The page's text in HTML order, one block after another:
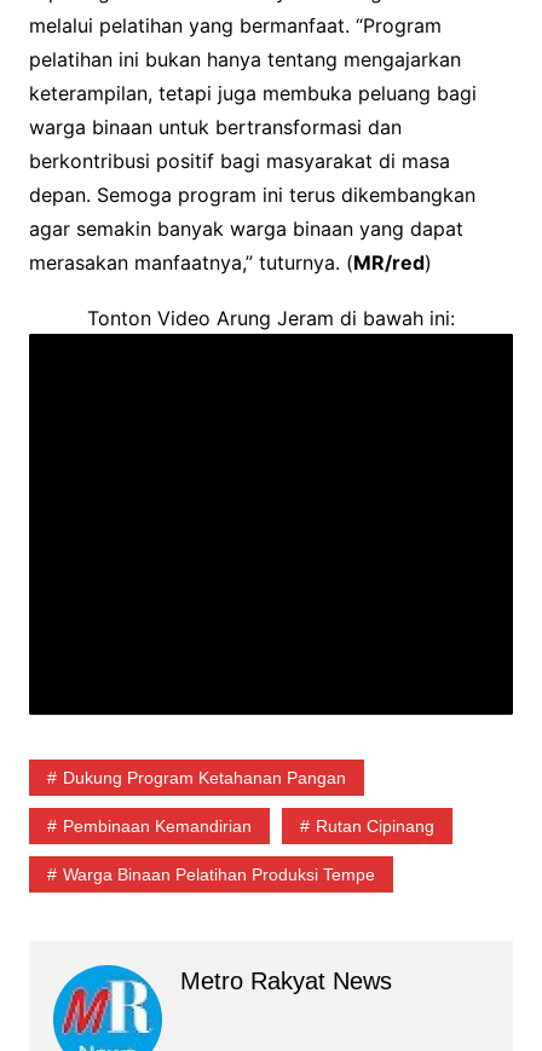
melalui pelatihan yang bermanfaat. “Program
pelatihan ini bukan hanya tentang mengajarkan
keterampilan, tetapi juga membuka peluang bagi
warga binaan untuk bertransformasi dan
berkontribusi positif bagi masyarakat di masa
depan. Semoga program ini terus dikembangkan
agar semakin banyak warga binaan yang dapat
merasakan manfaatnya,” tuturnya. (MR/red)
Tonton Video Arung Jeram di bawah ini:
Dukung Program Ketahanan Pangan
Pembinaan Kemandirian Rutan Cipinang
Warga Binaan Pelatihan Produksi Tempe
Metro Rakyat News